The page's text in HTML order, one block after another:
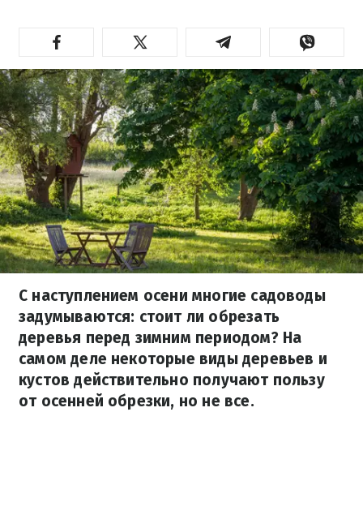
С наступлением осени многие садоводы
задумываются: стоит ли обрезать
деревья перед зимним периодом? На
самом деле некоторые виды деревьев и
кустов действительно получают пользу
от осенней обрезки, но не все.